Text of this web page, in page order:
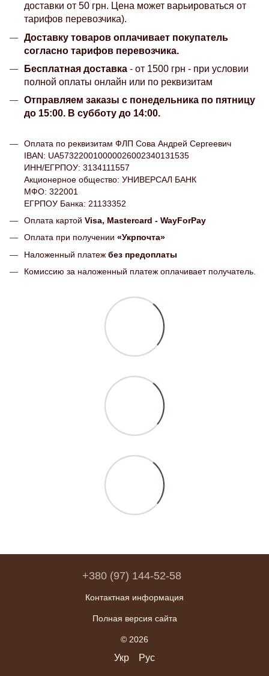
доставки от 50 грн. Цена может варьироваться от
тарифов перевозчика).
Доставку товаров оплачивает покупатель
согласно тарифов перевозчика.
Бесплатная доставка - от 1500 грн - при условии
полной оплаты онлайн или по реквизитам
Отправляем заказы с понедельника по пятницу
до 15:00. В субботу до 14:00.
Оплата по реквизитам ФЛП Сова Андрей Сергеевич
IBAN: UA573220010000026002340131535
ИНН/ЕГРПОУ: 3134111557
Акционерное общество: УНИВЕРСАЛ БАНК
МФО: 322001
ЕГРПОУ Банка: 21133352
Оплата картой Visa, Mastercard - WayForPay
Оплата при получении «Укрпочта»
Наложенный платеж без предоплаты
Комиссию за наложенный платеж оплачивает получатель.
+380 (97) 144-52-58
Контактная информация
Полная версия сайта
© 2026
Укр Рус